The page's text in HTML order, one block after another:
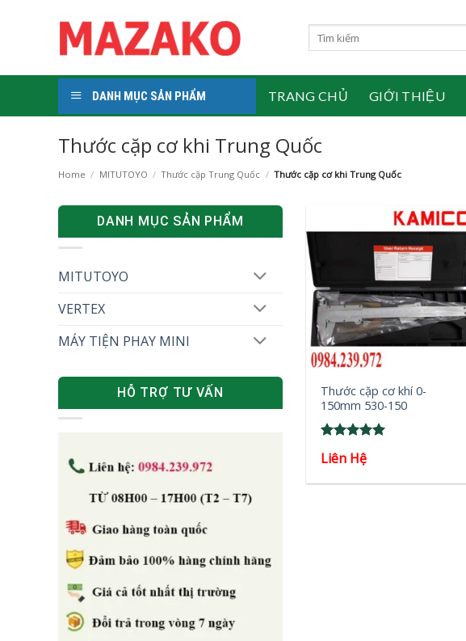
Search
for:
DANH MỤC SẢN PHẨM TRANG CHỦ GIỚI THIỆU
Thước cặp cơ khi Trung Quốc
Home / MITUTOYO / Thước cặp Trung Quốc / Thước cặp cơ khi Trung Quốc
DANH MỤC SẢN PHẨM
MITUTOYO
VERTEX
MÁY TIỆN PHAY MINI
HỖ TRỢ TƯ VẤN
+
Thước cặp cơ khí 0-
150mm 530-150
out of 5
Liên Hệ